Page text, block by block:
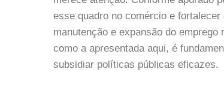
esse quadro no comércio e
manutenção e expansão do
como a apresentada aqui, é
subsidiar políticas públicas eficazes.